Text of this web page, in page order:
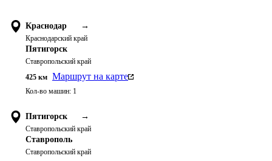
Краснодар →
Краснодарский край
Пятигорск
Ставропольский край
425 км Маршрут на карте
Кол-во машин: 1
Пятигорск →
Ставропольский край
Ставрополь
Ставропольский край